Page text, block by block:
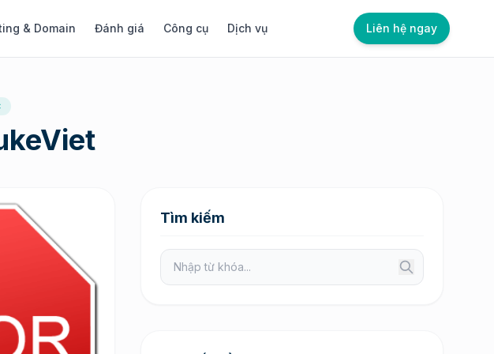
& Domain Đánh giá Công cụ Dịch vụ Liên hệ ngay
Tìm kiếm